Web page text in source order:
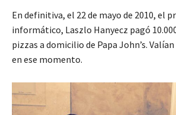
En definitiva, el 22 de mayo de 2010, el
informático, Laszlo Hanyecz pagó
pizzas a domicilio de Papa John’s.
en ese momento.